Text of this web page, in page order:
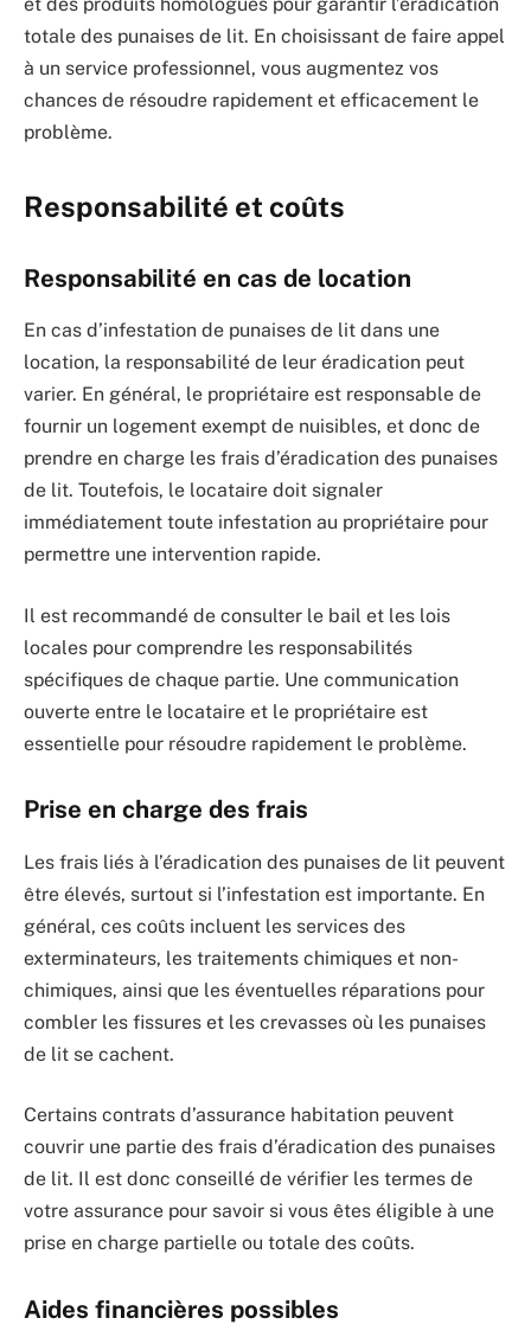
totale des punaises de lit. En choisissant de faire appel
à un service professionnel, vous augmentez vos
chances de résoudre rapidement et efficacement le
problème.
Responsabilité et coûts
Responsabilité en cas de location
En cas d’infestation de punaises de lit dans une
location, la responsabilité de leur éradication peut
varier. En général, le propriétaire est responsable de
fournir un logement exempt de nuisibles, et donc de
prendre en charge les frais d’éradication des punaises
de lit. Toutefois, le locataire doit signaler
immédiatement toute infestation au propriétaire pour
permettre une intervention rapide.
Il est recommandé de consulter le bail et les lois
locales pour comprendre les responsabilités
spécifiques de chaque partie. Une communication
ouverte entre le locataire et le propriétaire est
essentielle pour résoudre rapidement le problème.
Prise en charge des frais
Les frais liés à l’éradication des punaises de lit peuvent
être élevés, surtout si l’infestation est importante. En
général, ces coûts incluent les services des
exterminateurs, les traitements chimiques et non-
chimiques, ainsi que les éventuelles réparations pour
combler les fissures et les crevasses où les punaises
de lit se cachent.
Certains contrats d’assurance habitation peuvent
couvrir une partie des frais d’éradication des punaises
de lit. Il est donc conseillé de vérifier les termes de
votre assurance pour savoir si vous êtes éligible à une
prise en charge partielle ou totale des coûts.
Aides financières possibles